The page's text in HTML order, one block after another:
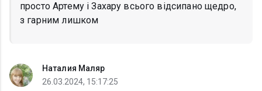
просто Артему і Захару всього відсипано щедро,
з гарним лишком
Наталия Маляр
26.03.2024, 15:17:25